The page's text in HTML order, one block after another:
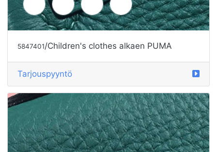
Tarjouspyyntö